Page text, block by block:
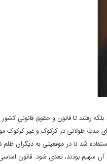
رفتند تا قانون و حقوق قانونی کشور
مدت طولانی در کرکوک و غیر کرکوک
شد تا در موقعیتی به دیگران ظلم
سهیم بودند، تعدی شود. قانون